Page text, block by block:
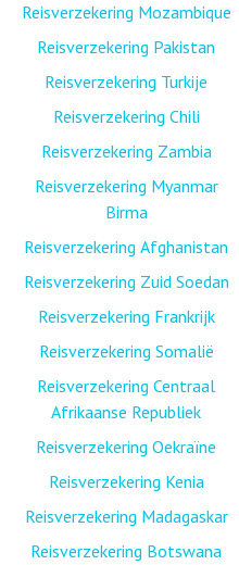
Reisverzekering Mozambique
Reisverzekering Pakistan
Reisverzekering Turkije
Reisverzekering Chili
Reisverzekering Zambia
Reisverzekering Myanmar
Birma
Reisverzekering Afghanistan
Reisverzekering Zuid Soedan
Reisverzekering Frankrijk
Reisverzekering Somalië
Reisverzekering Centraal
Afrikaanse Republiek
Reisverzekering Oekraïne
Reisverzekering Kenia
Reisverzekering Madagaskar
Reisverzekering Botswana